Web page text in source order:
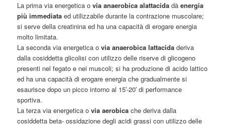
La prima via energetica ovia anaerobica alattacida dàenergia
più immediata ed utilizzabile durante la contrazione muscolare;
si serve della creatinina ed ha una capacità di erogare energia
molto limitata.
La seconda via energetica ovia anaerobica lattacida deriva
dalla cosiddetta glicolisi con utilizzo delle riserve di glicogeno
presenti nel fegato e nei muscoli; si ha produzione di acido lattico
ed ha una capacità di erogare energia che gradualmente si
esaurisce dopo un picco intorno al 15′-20′ di performance
sportiva.
La terza via energetica ovia aerobica che deriva dalla
cosiddetta beta- ossidazione degli acidi grassi con utilizzo delle